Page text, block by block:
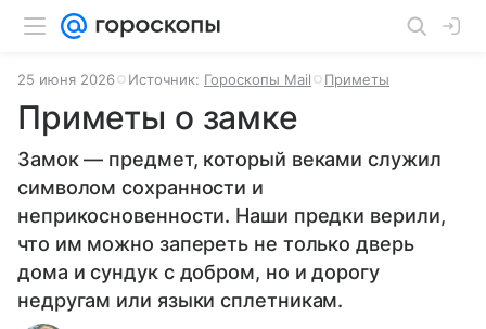
25 июня 2026 Источник: Гороскопы Mail Приметы
Приметы о замке
Замок — предмет, который веками служил
символом сохранности и
неприкосновенности. Наши предки верили,
что им можно запереть не только дверь
дома и сундук с добром, но и дорогу
недругам или языки сплетникам.